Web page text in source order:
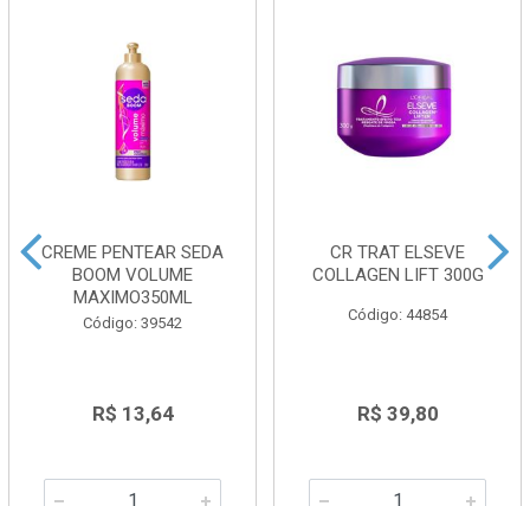
CREME PENTEAR SEDA
BOOM VOLUME
MAXIMO350ML
Código: 39542
R$ 13,64
CR TRAT ELSEVE
COLLAGEN LIFT 300G
Código: 44854
R$ 39,80